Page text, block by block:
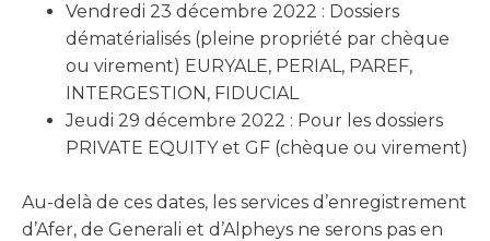
Vendredi 23 décembre 2022 : Dossiers
dématérialisés (pleine propriété par chèque
ou virement) EURYALE, PERIAL, PAREF,
INTERGESTION, FIDUCIAL
Jeudi 29 décembre 2022 : Pour les dossiers
PRIVATE EQUITY et GF (chèque ou virement)
Au-delà de ces dates, les services d’enregistrement
d’Afer, de Generali et d’Alpheys ne serons pas en